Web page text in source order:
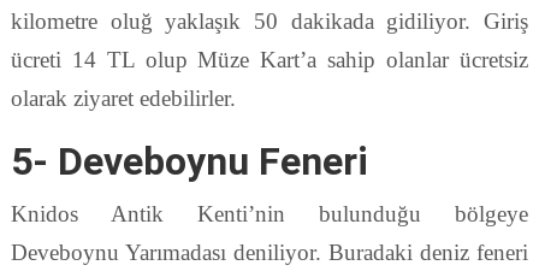
kilometre oluğ yaklaşık 50 dakikada gidiliyor. Giriş
ücreti 14 TL olup Müze Kart’a sahip olanlar ücretsiz
olarak ziyaret edebilirler.
5- Deveboynu Feneri
Knidos Antik Kenti’nin bulunduğu bölgeye
Deveboynu Yarımadası deniliyor. Buradaki deniz feneri